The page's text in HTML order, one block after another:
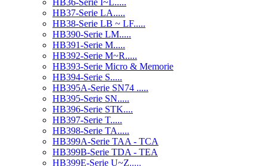
HB36-Serie I~L.....
HB37-Serie LA.....
HB38-Serie LB ~ LF.....
HB390-Serie LM.....
HB391-Serie M.....
HB392-Serie M~R.....
HB393-Serie Micro & Memorie
HB394-Serie S.....
HB395A-Serie SN74 .....
HB395-Serie SN.....
HB396-Serie STK....
HB397-Serie T.....
HB398-Serie TA.....
HB399A-Serie TAA - TCA
HB399B-Serie TDA - TEA
HB399E-Serie U~Z.....